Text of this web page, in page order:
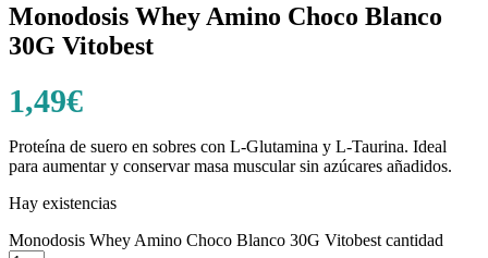
Monodosis Whey Amino Choco Blanco
30G Vitobest
1,49€
Proteína de suero en sobres con L-Glutamina y L-Taurina. Ideal
para aumentar y conservar masa muscular sin azúcares añadidos.
Hay existencias
Monodosis Whey Amino Choco Blanco 30G Vitobest cantidad